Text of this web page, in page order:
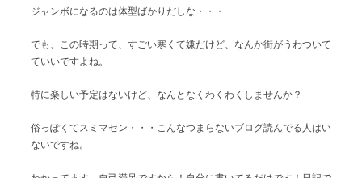
ジャンボになるのは体型ばかりだしな・・・
でも、この時期って、すごい寒くて嫌だけど、なんか街がうわついて
ていいですよね。
特に楽しい予定はないけど、なんとなくわくわくしませんか？
俗っぽくてスミマセン・・・こんなつまらないブログ読んでる人はい
ないですね。